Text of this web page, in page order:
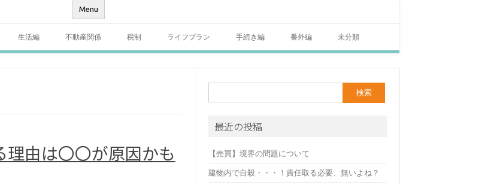
Menu
生活編 不動産関係 税制 ライフプラン 手続き編 番外編 未分類
由は〇〇が原因かも
索:
最近の投稿
【売買】境界の問題について
建物内で自殺・・・！責任取る必要、無いよね？